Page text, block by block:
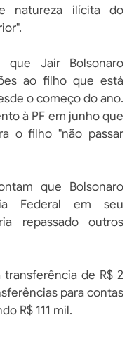
natureza ilícita do
que Jair Bolsonaro
ao filho que está
o começo do ano.
à PF em junho que
o filho "não passar
que Bolsonaro
Federal em seu
repassado outros
de R$ 2
para contas
R$ 111 mil.